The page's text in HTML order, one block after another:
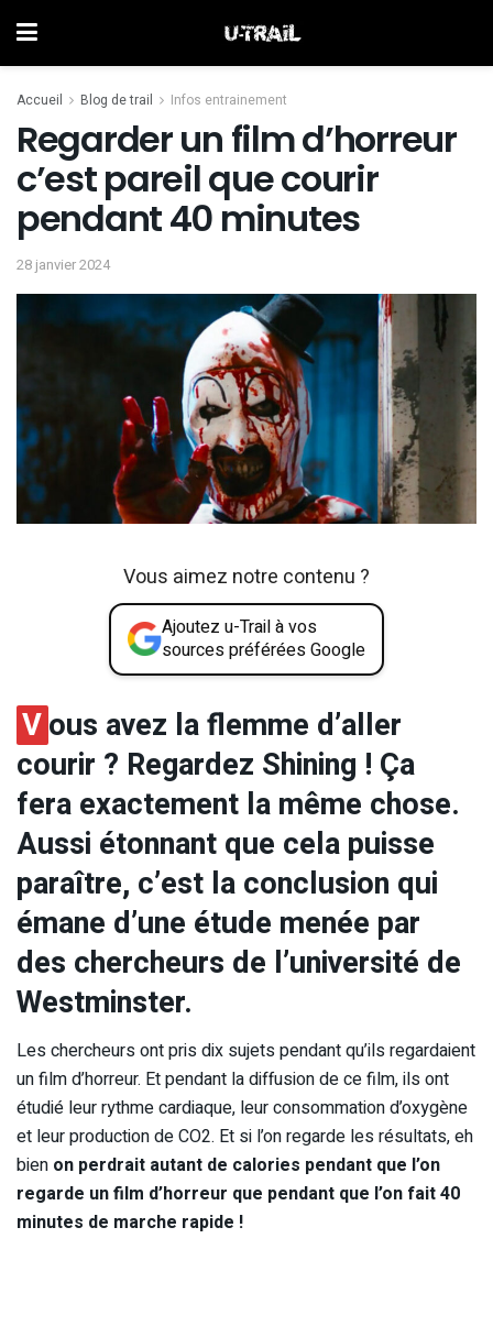
Accueil Blog de trail Infos entrainement
Regarder un film d’horreur
c’est pareil que courir
pendant 40 minutes
28 janvier 2024
Vous aimez notre contenu ?
Ajoutez u-Trail à vos
sources préférées Google
Vous avez la flemme d’aller
courir ? Regardez Shining ! Ça
fera exactement la même chose.
Aussi étonnant que cela puisse
paraître, c’est la conclusion qui
émane d’une étude menée par
des chercheurs de l’université de
Westminster.
Les chercheurs ont pris dix sujets pendant qu’ils regardaient
un film d’horreur. Et pendant la diffusion de ce film, ils ont
étudié leur rythme cardiaque, leur consommation d’oxygène
et leur production de CO2. Et si l’on regarde les résultats, eh
bien on perdrait autant de calories pendant que l’on
regarde un film d’horreur que pendant que l’on fait 40
minutes de marche rapide !